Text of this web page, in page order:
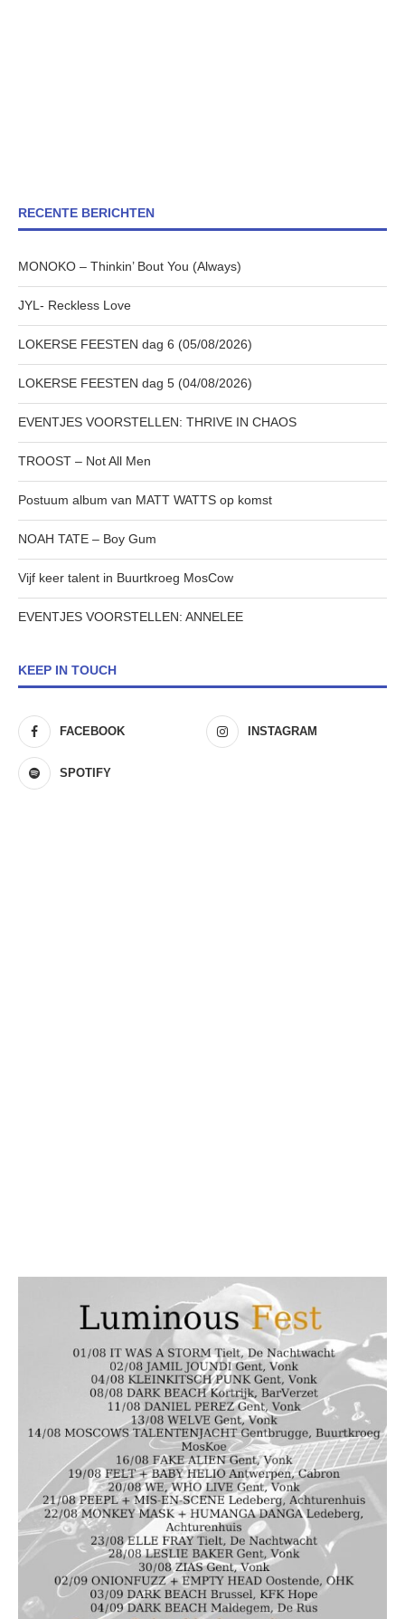
RECENTE BERICHTEN
MONOKO – Thinkin’ Bout You (Always)
JYL- Reckless Love
LOKERSE FEESTEN dag 6 (05/08/2026)
LOKERSE FEESTEN dag 5 (04/08/2026)
EVENTJES VOORSTELLEN: THRIVE IN CHAOS
TROOST – Not All Men
Postuum album van MATT WATTS op komst
NOAH TATE – Boy Gum
Vijf keer talent in Buurtkroeg MosCow
EVENTJES VOORSTELLEN: ANNELEE
KEEP IN TOUCH
FACEBOOK INSTAGRAM
SPOTIFY